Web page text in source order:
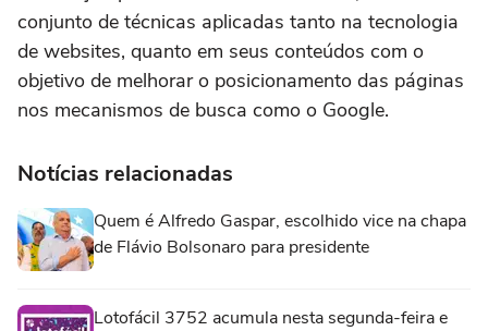
conjunto de técnicas aplicadas tanto na tecnologia
de websites, quanto em seus conteúdos com o
objetivo de melhorar o posicionamento das páginas
nos mecanismos de busca como o Google.
Notícias relacionadas
Quem é Alfredo Gaspar, escolhido vice na chapa
de Flávio Bolsonaro para presidente
Lotofácil 3752 acumula nesta segunda-feira e